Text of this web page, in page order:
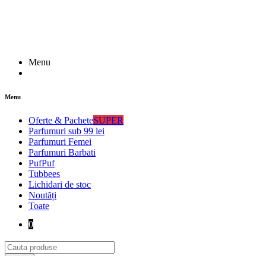
Menu
Menu
Oferte & PacheteSUPER
Parfumuri sub 99 lei
Parfumuri Femei
Parfumuri Barbati
PufPuf
Tubbees
Lichidari de stoc
Noutăți
Toate
0